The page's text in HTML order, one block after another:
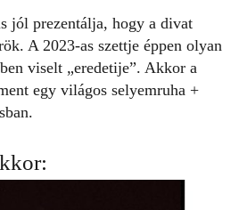
jól prezentálja, hogy a divat
A 2023-as szettje éppen olyan
viselt „eredetije”. Akkor a
egy világos selyemruha +